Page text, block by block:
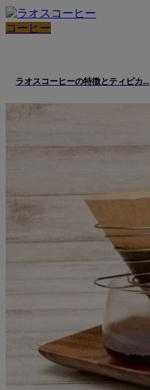
コーヒー
ラオスコーヒーの特徴とティピカ...